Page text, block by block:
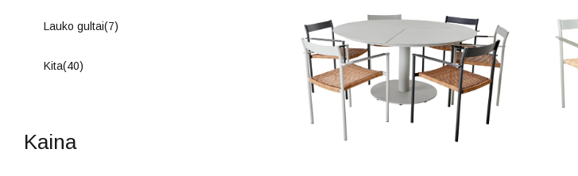
Lauko gultai(7)
Kita(40)
Kaina